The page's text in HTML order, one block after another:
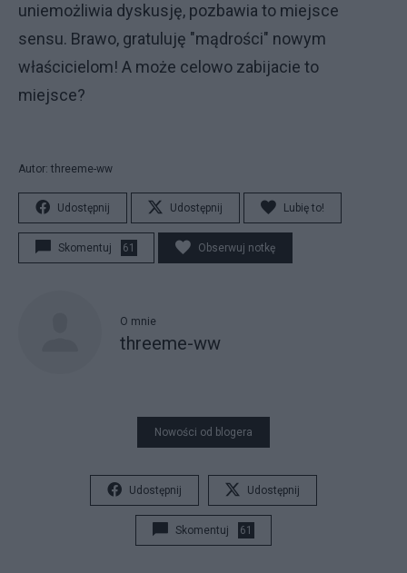
uniemożliwia dyskusję, pozbawia to miejsce
sensu. Brawo, gratuluję "mądrości" nowym
właścicielom! A może celowo zabijacie to
miejsce?
Autor: threeme-ww
Udostępnij Udostępnij Lubię to!
Skomentuj 61 Obserwuj notkę
O mnie
threeme-ww
Nowości od blogera
Udostępnij Udostępnij
Skomentuj 61